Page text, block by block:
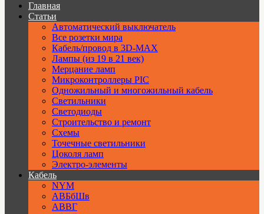
Главная
Статьи
Автоматический выключатель
Все розетки мира
Кабель/провод в 3D-MAX
Лампы (из 19 в 21 век)
Мерцание ламп
Микроконтроллеры PIC
Одножильный и многожильный кабель
Светильники
Светодиоды
Строительство и ремонт
Схемы
Точечные светильники
Цоколя ламп
Электро-элементы
Кабель
NYM
АВБбШв
АВВГ